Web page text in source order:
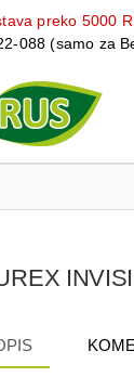
preko 5000
088 (samo za